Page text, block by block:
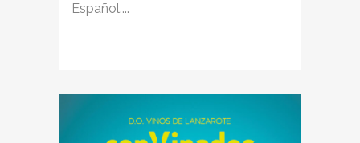
Español....